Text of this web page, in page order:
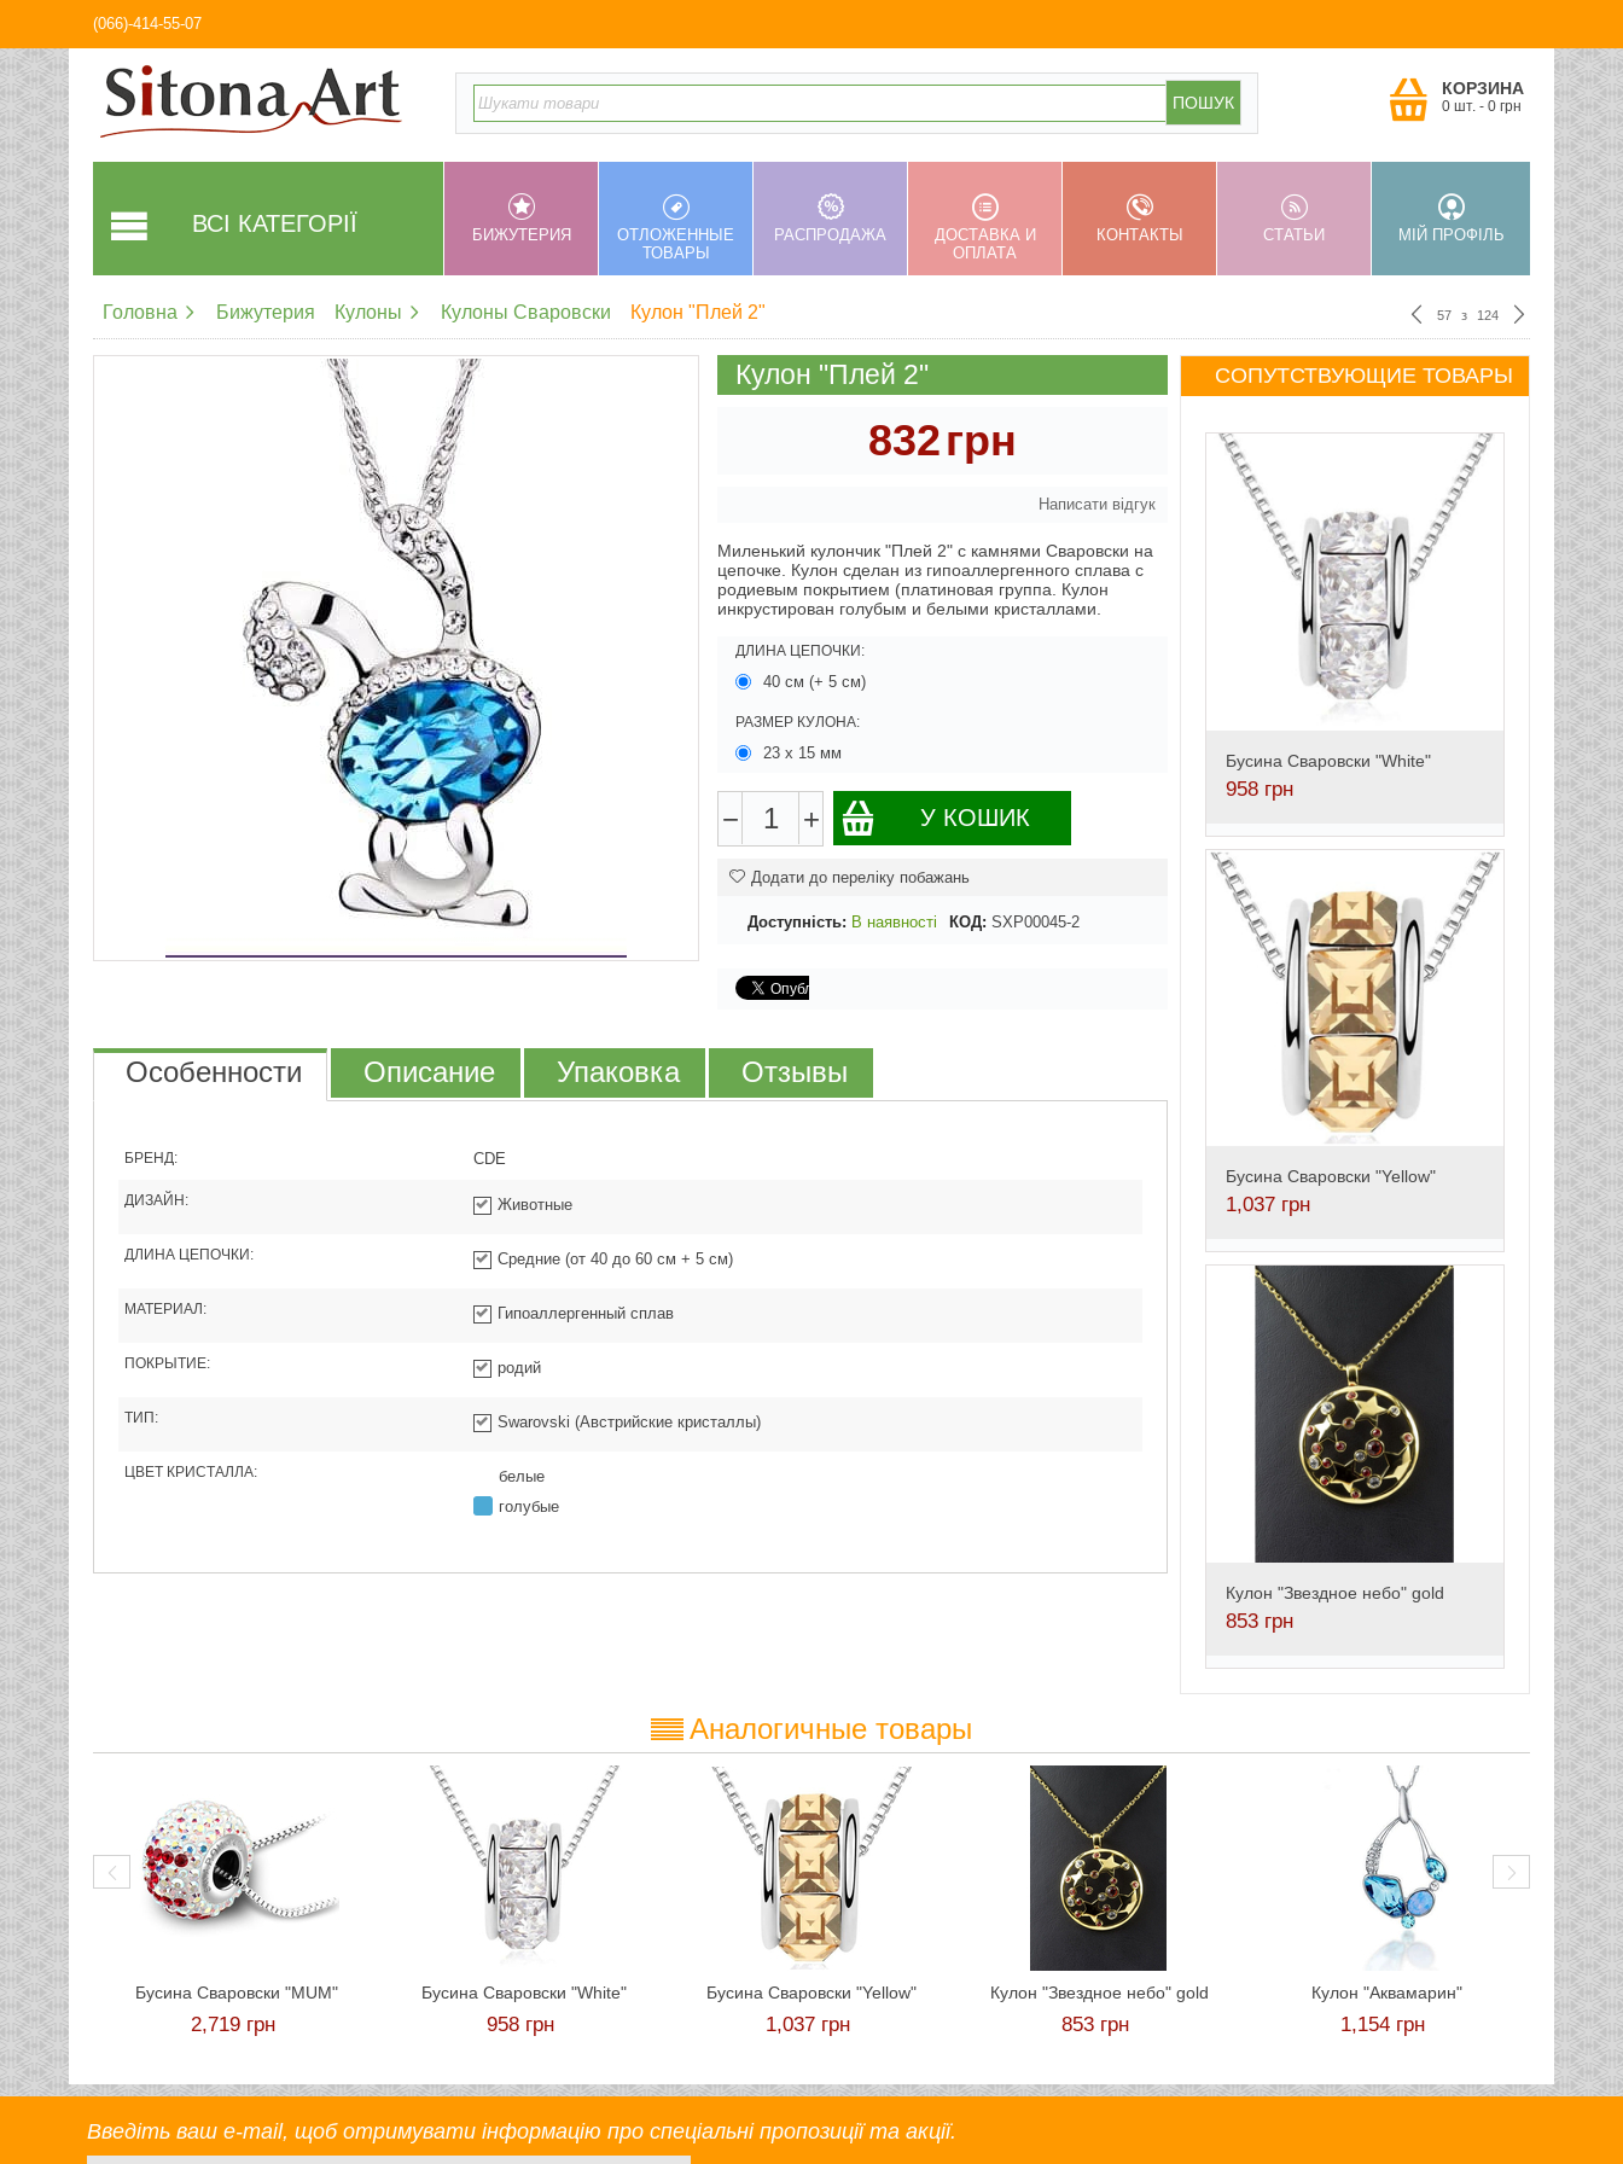
(066)-414-55-07
КОРЗИНА
0 шт. - 0 грн
ВСІ КАТЕГОРІЇ БИЖУТЕРИЯ
ОТЛОЖЕННЫЕ
ТОВАРЫ
РАСПРОДАЖА
ДОСТАВКА И
ОПЛАТА
КОНТАКТЫ СТАТЬИ МІЙ ПРОФІЛЬ
Головна Бижутерия Кулоны Кулоны Сваровски Кулон "Плей 2" 57 з 124
Кулон "Плей 2"
832грн
Написати відгук
Миленький кулончик "Плей 2" с камнями Сваровски на
цепочке. Кулон сделан из гипоаллергенного сплава с
родиевым покрытием (платиновая группа. Кулон
инкрустирован голубым и белыми кристаллами.
ДЛИНА ЦЕПОЧКИ:
40 см (+ 5 см)
РАЗМЕР КУЛОНА:
23 х 15 мм
− + У КОШИК
Додати до переліку побажань
Доступність: В наявності КОД: SXP00045-2
Особенности Описание Упаковка Отзывы
БРЕНД: CDE
ДИЗАЙН: Животные
ДЛИНА ЦЕПОЧКИ: Средние (от 40 до 60 см + 5 см)
МАТЕРИАЛ: Гипоаллергенный сплав
ПОКРЫТИЕ: родий
ТИП: Swarovski (Австрийские кристаллы)
ЦВЕТ КРИСТАЛЛА:
белые
голубые
СОПУТСТВУЮЩИЕ ТОВАРЫ
Бусина Сваровски "White"
958 грн
Бусина Сваровски "Yellow"
1,037 грн
Кулон "Звездное небо" gold
853 грн
Аналогичные товары
Бусина Сваровски "MUM"
2,719 грн
Бусина Сваровски "White"
958 грн
Бусина Сваровски "Yellow"
1,037 грн
Кулон "Звездное небо" gold
853 грн
Кулон "Аквамарин"
1,154 грн
Введіть ваш e-mail, щоб отримувати інформацію про спеціальні пропозиції та акції.